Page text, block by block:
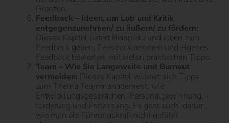
Grenzen.
Feedback – Ideen, um Lob und Kritik
entgegenzunehmen/ zu äußern/ zu fördern:
Dieses Kapitel liefert Beispiele und Ideen zum
Feedback geben, Feedback nehmen und eigenes
Feedback bewerten, mit vielen praktischen Tipps.
Team – Wie Sie Langeweile und Burnout
vermeiden: Dieses Kapitel widmet sich Tipps
zum Thema Teammanagement, wie
Entwicklungsgesprächen, Personalgewinnung, -
förderung und Entlassung. Es geht auch
darum,
wie man als Führungskraft nicht gefühlt